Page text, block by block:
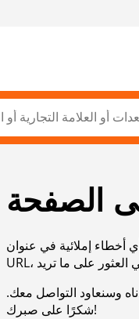
الصفحة
أخطاء إملائية في عنوان
وسنعاود التواصل معك.
شكرًا على صبرك!